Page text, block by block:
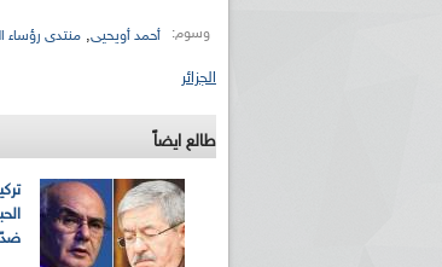
وسوم: أحمد أويحيى, منتدى
الجزائر
طالع ايضاً
ضدّ